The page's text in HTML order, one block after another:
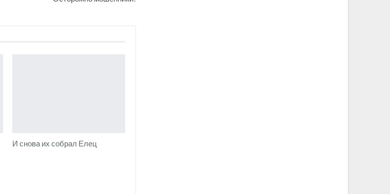
И снова их собрал Елец